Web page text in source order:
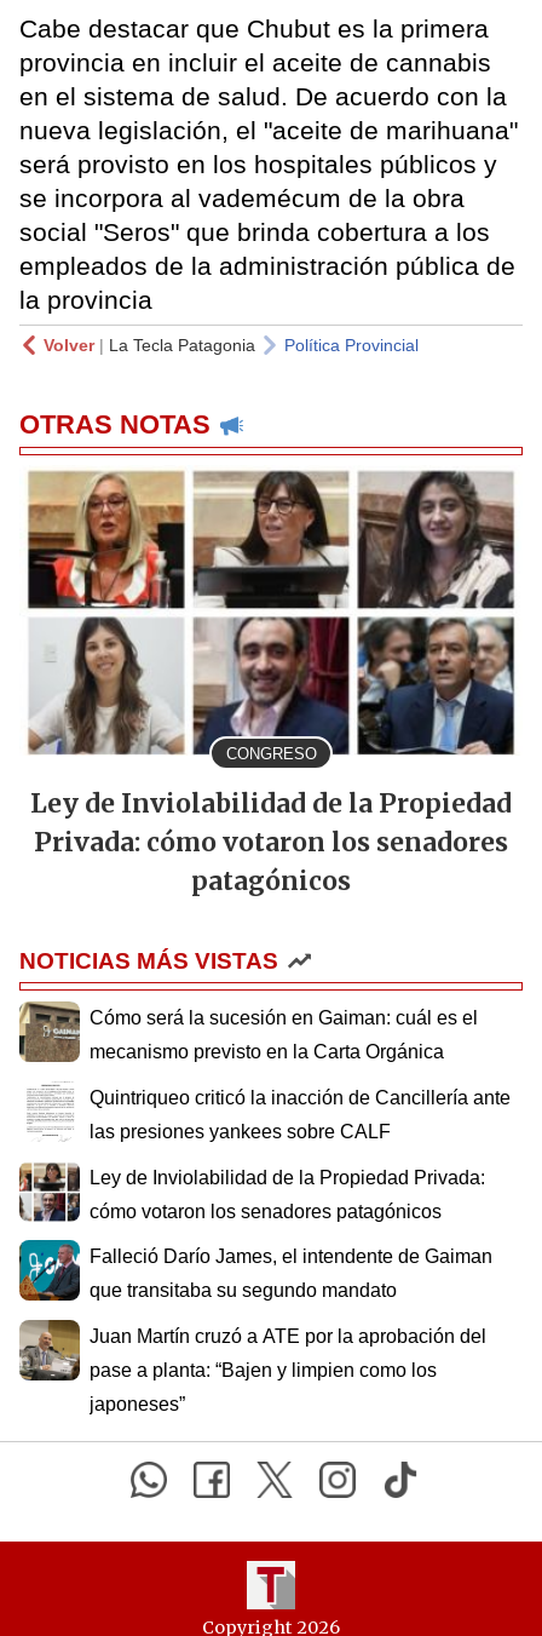
Cabe destacar que Chubut es la primera
provincia en incluir el aceite de cannabis
en el sistema de salud. De acuerdo con la
nueva legislación, el "aceite de marihuana"
será provisto en los hospitales públicos y
se incorpora al vademécum de la obra
social "Seros" que brinda cobertura a los
empleados de la administración pública de
la provincia
Volver| La Tecla Patagonia Política Provincial
OTRAS NOTAS
CONGRESO
Ley de Inviolabilidad de la Propiedad
Privada: cómo votaron los senadores
patagónicos
NOTICIAS MÁS VISTAS
Cómo será la sucesión en Gaiman: cuál es el
mecanismo previsto en la Carta Orgánica
Quintriqueo criticó la inacción de Cancillería ante
las presiones yankees sobre CALF
Ley de Inviolabilidad de la Propiedad Privada:
cómo votaron los senadores patagónicos
Falleció Darío James, el intendente de Gaiman
que transitaba su segundo mandato
Juan Martín cruzó a ATE por la aprobación del
pase a planta: “Bajen y limpien como los
japoneses”
Copyright 2026